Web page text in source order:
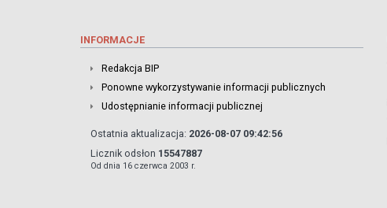
INFORMACJE
Redakcja BIP
Ponowne wykorzystywanie informacji publicznych
Udostępnianie informacji publicznej
Ostatnia aktualizacja: 2026-08-07 09:42:56
Licznik odsłon 15547887
Od dnia 16 czerwca 2003 r.